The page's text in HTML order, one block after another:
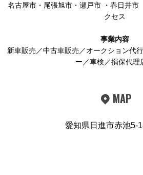
名古屋市 ・ 尾張旭市 ・ 瀬戸市 ・ 春日井市
クセス
事業内容
新車販売／中古車販売／オークション代
ー／車検／損保代理
MAP
愛知県日進市赤池5-